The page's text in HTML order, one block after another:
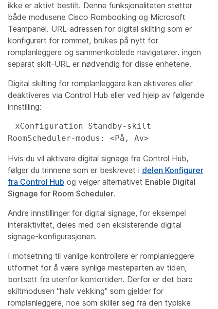
ikke er aktivt bestilt. Denne funksjonaliteten støtter
både modusene Cisco Rombooking og Microsoft
Teampanel. URL-adressen for digital skilting som er
konfigurert for rommet, brukes på nytt for
romplanleggere og sammenkoblede navigatører. ingen
separat skilt-URL er nødvendig for disse enhetene.
Digital skilting for romplanleggere kan aktiveres eller
deaktiveres via Control Hub eller ved hjelp av følgende
innstilling:
RoomScheduler-modus: <På, Av>
Hvis du vil aktivere digital signage fra Control Hub,
følger du trinnene som er beskrevet i delen Konfigurer
fra Control Hub og velger alternativet Enable Digital
Signage for Room Scheduler.
Andre innstillinger for digital signage, for eksempel
interaktivitet, deles med den eksisterende digital
signage-konfigurasjonen.
I motsetning til vanlige kontrollere er romplanleggere
utformet for å være synlige mesteparten av tiden,
bortsett fra utenfor kontortiden. Derfor er det bare
skiltmodusen "halv vekking" som gjelder for
romplanleggere, noe som skiller seg fra den typiske